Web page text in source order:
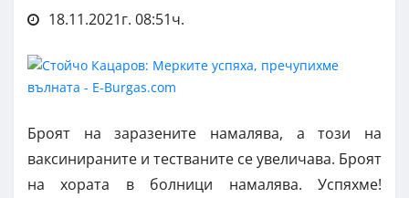
18.11.2021г. 08:51ч.
Броят на заразените намалява, а този на
ваксинираните и тестваните се увеличава. Броят
на хората в болници намалява. Успяхме!